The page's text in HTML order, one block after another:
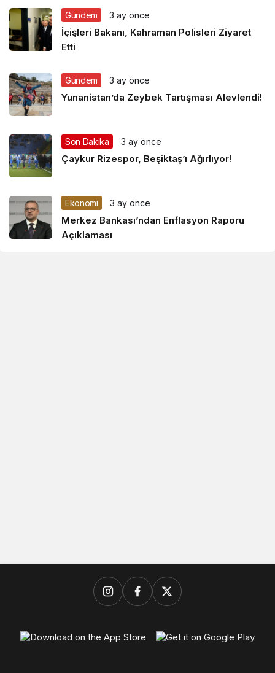
Gündem 3 ay önce
İçişleri Bakanı, Kahraman Polisleri Ziyaret
Etti
Gündem 3 ay önce
Yunanistan’da Zeybek Tartışması Alevlendi!
Son Dakika 3 ay önce
Çaykur Rizespor, Beşiktaş’ı Ağırlıyor!
Ekonomi 3 ay önce
Merkez Bankası’ndan Enflasyon Raporu
Açıklaması